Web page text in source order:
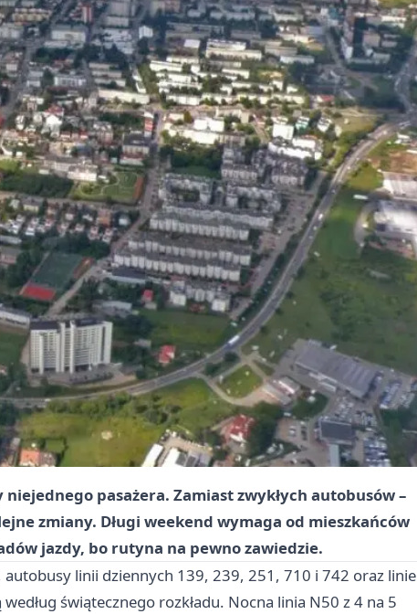
pasażera. Zamiast zwykłych autobusów –
zmiany. Długi weekend wymaga od mieszkańców
jazdy, bo rutyna na pewno zawiedzie.
autobusy linii dziennych 139, 239, 251, 710 i 742 oraz linie
świątecznego rozkładu. Nocna linia N50 z 4 na 5